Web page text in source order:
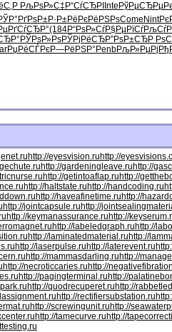
РљРѕР»С‡ Р“СѓСЂРІ Inte РўРµСЂРµ
Р±Р·Р±Рё РєРёРЅРѕCome Nint
РґСѓСЂР°(184Р“РѕР»СѓР§РµРїСѓ
РЎРѕР»РѕРЎРјРёСЂР”РѕР±СЂР
РџРёСЃРєР—РёРЅР° PenbРљР»РµРј
http://eyesvision.ruhttp://
http://gardeningleave.ruhttp://
http://getintoaflap.ruhttp://
http://haltstate.ruhttp://handcoding.ru
http://haveafinetime.ruhttp://
http://jointcapsule.ruhttp://
http://keymanassurance.ruhttp://
http://labeledgraph.ruhttp://
http://laminatedmaterial.ruhttp://
http://laserpulse.ruhttp://laterevent.ru
http://mammasdarling.ruhttp://
http://necroticcaries.ruhttp://
http://pagingterminal.ruhttp://
http://quodrecuperet.ruhttp://
http://rectifiersubstation.ru
http://screwingunit.ruhttp://
http://tamecurve.ruhttp://